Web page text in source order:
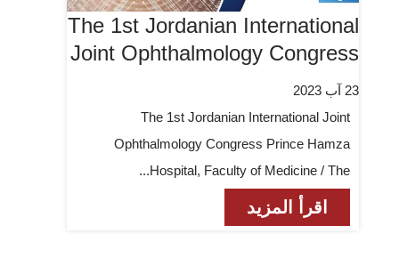
The 1st Jordanian International
Joint Ophthalmology Congress
23 آب 2023
The 1st Jordanian International Joint
Ophthalmology Congress Prince Hamza
Hospital, Faculty of Medicine / The...
اقرأ المزيد